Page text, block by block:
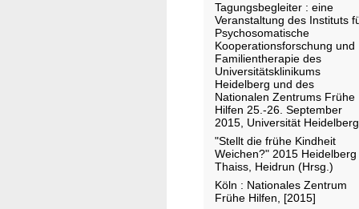
l
t
d
i
e
f
r
ü
h
e
K
Tagungsbegleiter : eine
Veranstaltung des Instituts
Psychosomatische
Kooperationsforschung und
Familientherapie des
Universitätsklinikums
Heidelberg und des
Nationalen Zentrums Frühe
Hilfen 25.-26. September
2015, Universität Heidelberg
"Stellt die frühe Kindheit
Weichen?" 2015 Heidelberg
Thaiss, Heidrun (Hrsg.)
Köln : Nationales Zentrum
Frühe Hilfen, [2015]